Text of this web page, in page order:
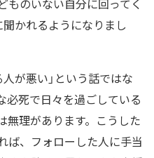
かれるようになりまし
が悪い」という話ではな
必死で日々を過ごしている
無理があります。こうした
ば、フォローした人に手当